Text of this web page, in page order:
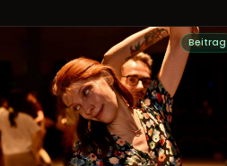
Beitrag